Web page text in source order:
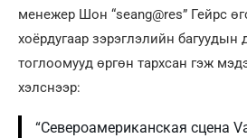
менежер Шон “seang@res” Гейрс
хоёрдугаар зэрэглэлийн багуудын
тоглоомууд өргөн тархсан гэж
хэлснээр:
“Североамериканская сцена